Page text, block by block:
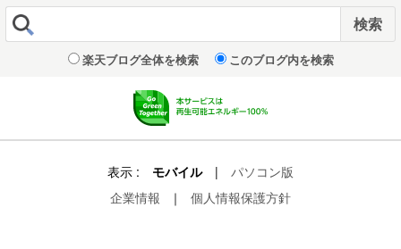
楽天ブログ全体を検索 このブログ内を検索
表示 : モバイル |
パソコン版
企業情報
｜ 個人情報保護方針